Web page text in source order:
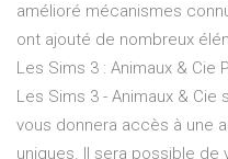
amélioré mécanismes
ont ajouté de nombreux
Les Sims 3 : Animaux & Cie
Les Sims 3 - Animaux & Cie
vous donnera accès à une
uniques. Il sera possible de